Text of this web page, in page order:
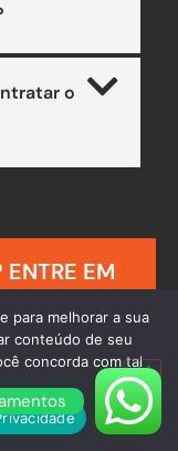
o
EM
para melhorar a sua
conteúdo de seu
concorda com tal